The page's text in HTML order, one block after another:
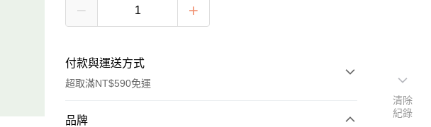
付款與運送方式
超取滿NT$590免運
付款方式
品牌
清除
紀錄